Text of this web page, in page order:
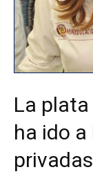
La plata
ha ido
privadas